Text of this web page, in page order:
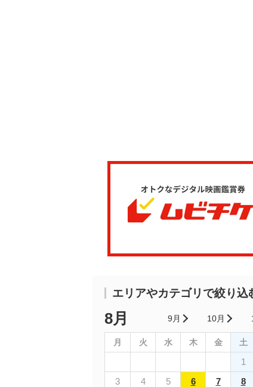
エリアやカテゴリで絞り込
8月 9月 10月
月 火 水 木 金 土
1
3
4 5 6 7 8